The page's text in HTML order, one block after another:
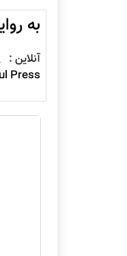
به
آنلاین :
Press